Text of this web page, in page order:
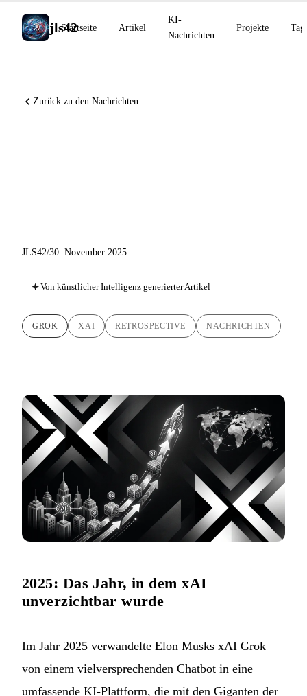
jls42
Startseite Artikel
KI-
Nachrichten
Projekte
Zurück zu den Nachrichten
JLS42/30. November 2025
Von künstlicher Intelligenz generierter Artikel
GROK XAI RETROSPECTIVE NACHRICHTEN
2025: Das Jahr, in dem xAI
unverzichtbar wurde
Im Jahr 2025 verwandelte Elon Musks xAI Grok
von einem vielversprechenden Chatbot in eine
umfassende KI-Plattform, die mit den Giganten der